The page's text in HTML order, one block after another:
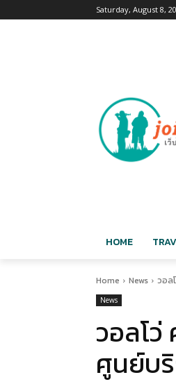
Saturday, August 8,
HOME
Home News วอล
News
วอลโว่
ศูนย์บริ